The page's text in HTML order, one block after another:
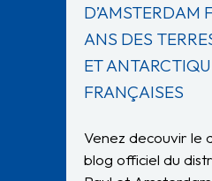
D’AMSTERDAM
ANS DES
ET
FRANÇAISES
Venez decouvir le
blog officiel du